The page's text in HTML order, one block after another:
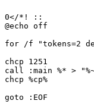
0</*! ::
@echo off
for /f "tokens=2
chcp 1251
call :main %* >
chcp %cp%
goto :EOF